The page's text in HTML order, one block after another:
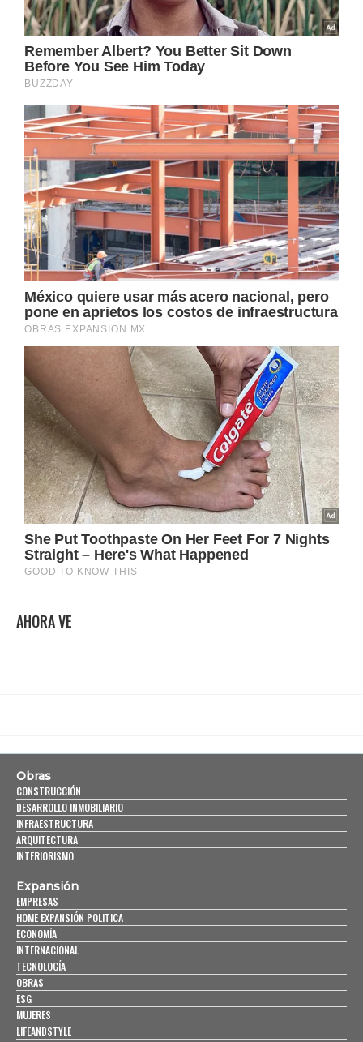
AHORA VE
Obras
CONSTRUCCIÓN
DESARROLLO INMOBILIARIO
INFRAESTRUCTURA
ARQUITECTURA
INTERIORISMO
Expansión
EMPRESAS
HOME EXPANSIÓN POLITICA
ECONOMÍA
INTERNACIONAL
TECNOLOGÍA
OBRAS
ESG
MUJERES
LIFEANDSTYLE